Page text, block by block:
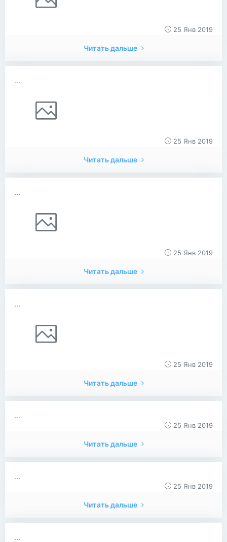
25 Янв 2019
Читать дальше
...
25 Янв 2019
Читать дальше
...
25 Янв 2019
Читать дальше
...
25 Янв 2019
Читать дальше
...
25 Янв 2019
Читать дальше
...
25 Янв 2019
Читать дальше
...